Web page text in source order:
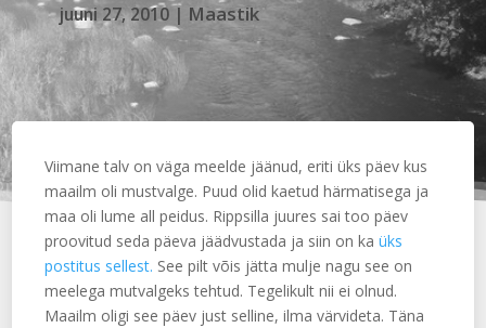
juuni 27, 2010| Maastik
Viimane talv on väga meelde jäänud, eriti üks päev kus
maailm oli mustvalge. Puud olid kaetud härmatisega ja
maa oli lume all peidus. Rippsilla juures sai too päev
proovitud seda päeva jäädvustada ja siin on ka üks
postitus sellest. See pilt võis jätta mulje nagu see on
meelega mutvalgeks tehtud. Tegelikult nii ei olnud.
Maailm oligi see päev just selline, ilma värvideta. Täna